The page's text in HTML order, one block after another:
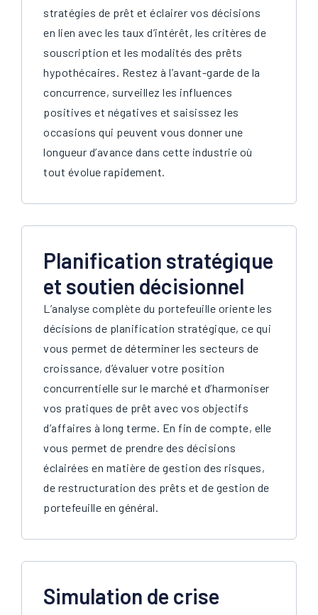
stratégies de prêt et éclairer vos décisions
en lien avec les taux d’intérêt, les critères de
souscription et les modalités des prêts
hypothécaires. Restez à l’avant-garde de la
concurrence, surveillez les influences
positives et négatives et saisissez les
occasions qui peuvent vous donner une
longueur d’avance dans cette industrie où
tout évolue rapidement.
Planification stratégique
et soutien décisionnel
L’analyse complète du portefeuille oriente les
décisions de planification stratégique, ce qui
vous permet de déterminer les secteurs de
croissance, d’évaluer votre position
concurrentielle sur le marché et d’harmoniser
vos pratiques de prêt avec vos objectifs
d’affaires à long terme. En fin de compte, elle
vous permet de prendre des décisions
éclairées en matière de gestion des risques,
de restructuration des prêts et de gestion de
portefeuille en général.
Simulation de crise